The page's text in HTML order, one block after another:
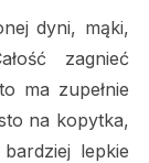
dyni, mąki,
zagnieć
ma zupełnie
na kopytka,
lepkie